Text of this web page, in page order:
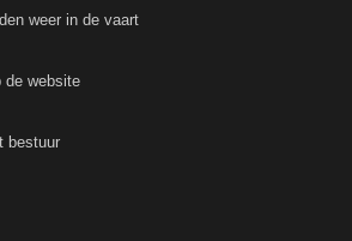
weer in de vaart
de website
bestuur